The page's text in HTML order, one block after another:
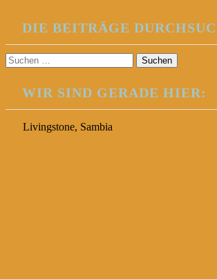
DIE BEITRÄGE
Suchen
nach:
WIR SIND GERADE HIER:
Livingstone, Sambia